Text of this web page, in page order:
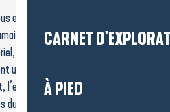
CARNET
À PIED
entoure autrement. On identifie, on
avoir l’impression d’être en
et ça change le regard porté sur le
un vrai moment de partage, et pour
peut même se prolonger
jour.